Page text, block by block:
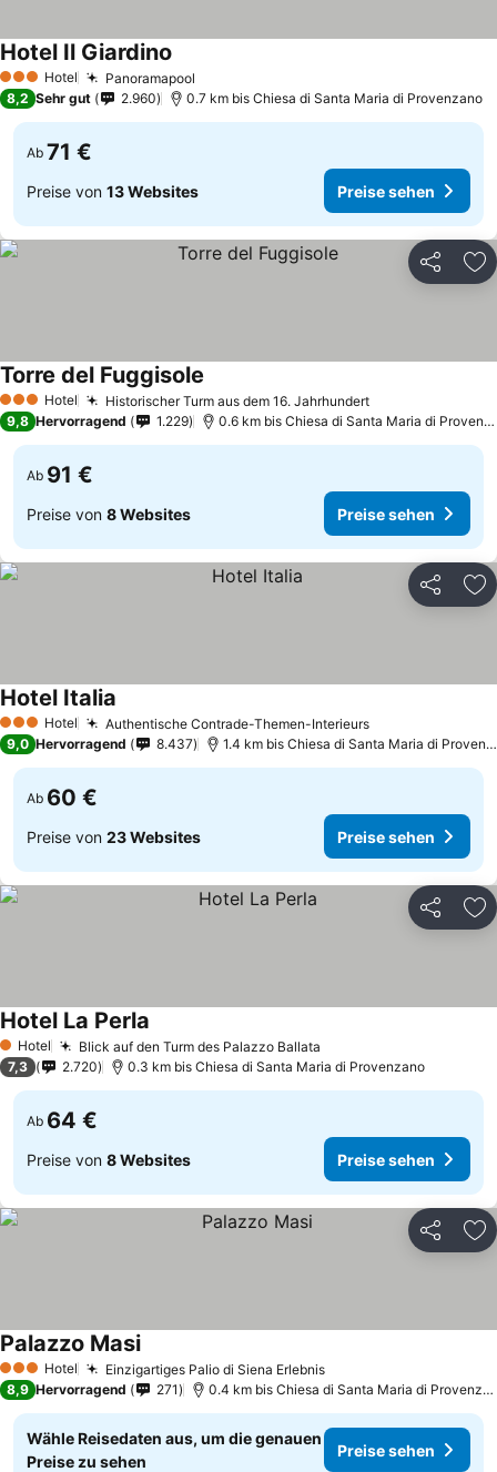
3 SterneHotel Panoramapool
Hotel Il Giardino
8,2 Sehr gut 2.960 0.7 km bis Chiesa di Santa Maria di Provenzano
Ab 71 €
Preise von 13 Websites Preise sehen
Teilen
3 SterneHotel Historischer Turm aus dem 16. JahrhundertPreise sehen
Torre del Fuggisole
9,8 Hervorragend 1.229 0.6 km bis Chiesa di Santa Maria di
Ab 91 €
Preise von 8 Websites Preise sehen
Teilen
3 SterneHotel Authentische Contrade-Themen-InterieursPreise sehen
Hotel Italia
9,0 Hervorragend 8.437 1.4 km bis Chiesa di Santa Maria di
Ab 60 €
Preise von 23 Websites Preise sehen
Teilen
1 Sterne
Hotel Blick auf den Turm des Palazzo Ballata
Hotel La Perla
7,3 2.720 0.3 km bis Chiesa di Santa Maria di Provenzano
Ab 64 €
Preise von 8 Websites Preise sehen
Teilen
3 SterneHotel Einzigartiges Palio di Siena ErlebnisPreise sehen
Palazzo MasiPreise sehen
8,9 Hervorragend 271 0.4 km bis Chiesa di Santa Maria di
Wähle Reisedaten aus, um die genauen
Preise zu sehen
Preise sehen